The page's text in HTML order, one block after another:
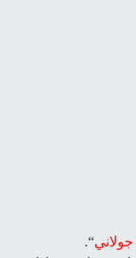
جولاني“.